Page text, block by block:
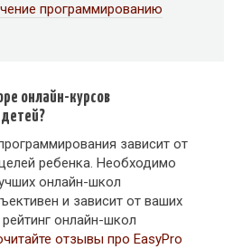
программированию
онлайн-курсов
зависит от
ребенка. Необходимо
онлайн-школ
и зависит от ваших
онлайн-школ
отзывы про EasyPro